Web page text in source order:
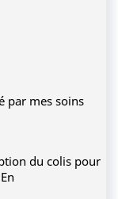
par mes soins
du colis pour